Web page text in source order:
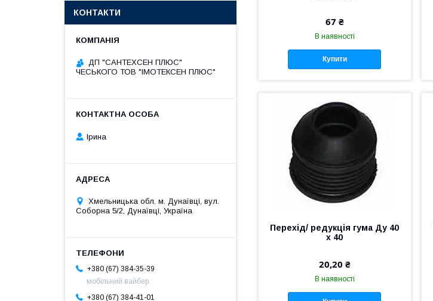
67 ₴
В наявності
Купити
Перехід/ редукція гума Ду 40
х 40
20,20 ₴
В наявності
КОНТАКТИ
ДП "САНТЕХСЕН ПЛЮС"
ЧЕСЬКОГО ТОВ "ІМОТЕКСЕН ПЛЮС"
Ірина
Хмельницька обл. м. Дунаївці, вул.
Соборна 5/2, Дунаївці, Україна
+380 (67) 384-35-39
мобільний вайбер.
+380 (67) 384-41-01